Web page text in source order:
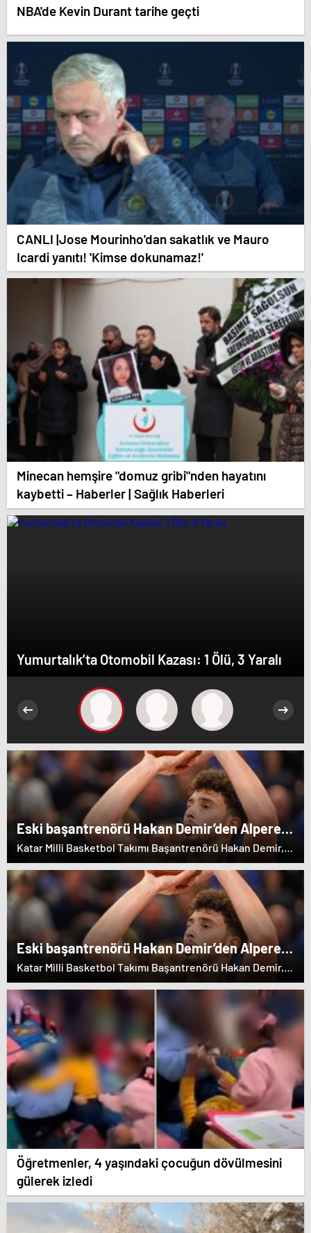
NBA'de Kevin Durant tarihe geçti
CANLI |Jose Mourinho'dan sakatlık ve Mauro
Icardi yanıtı! 'Kimse dokunamaz!'
Minecan hemşire "domuz gribi"nden hayatını
kaybetti – Haberler | Sağlık Haberleri
Yumurtalık’ta Otomobil Kazası: 1 Ölü, 3 Yaralı
Eski başantrenörü Hakan Demir’den Alperen
Şengün’e övgü
Katar Milli Basketbol Takımı Başantrenörü Hakan Demir,
eski öğrencisi Alperen Şengün'e övgülerde bulundu.
Eski başantrenörü Hakan Demir’den Alperen
Şengün’e övgü
Katar Milli Basketbol Takımı Başantrenörü Hakan Demir,
eski öğrencisi Alperen Şengün'e övgülerde bulundu.
Öğretmenler, 4 yaşındaki çocuğun dövülmesini
gülerek izledi